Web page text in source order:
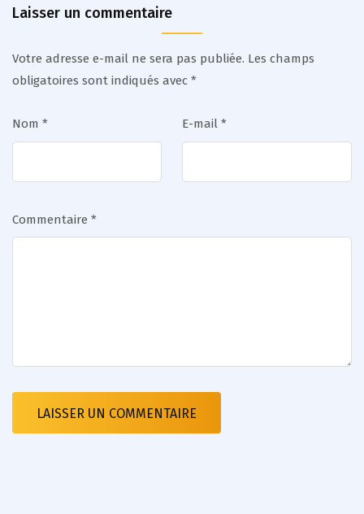
Laisser un commentaire
Votre adresse e-mail ne sera pas publiée. Les champs
obligatoires sont indiqués avec *
Nom * E-mail *
Commentaire *